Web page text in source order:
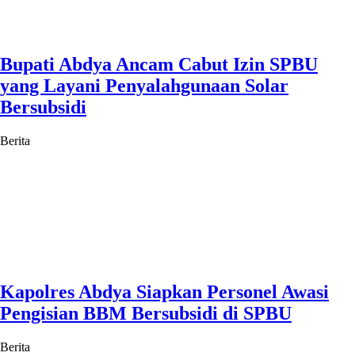
Bupati Abdya Ancam Cabut Izin SPBU
yang Layani Penyalahgunaan Solar
Bersubsidi
Berita
Kapolres Abdya Siapkan Personel Awasi
Pengisian BBM Bersubsidi di SPBU
Berita